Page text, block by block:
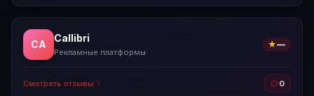
CA
Callibri
Рекламные платформы
★—
Смотреть отзывы 0